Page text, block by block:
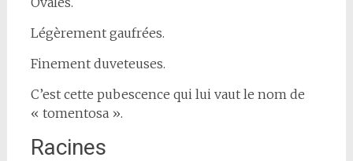
Légèrement gaufrées.
Finement duveteuses.
C’est cette pubescence qui lui vaut le nom de
« tomentosa ».
Racines